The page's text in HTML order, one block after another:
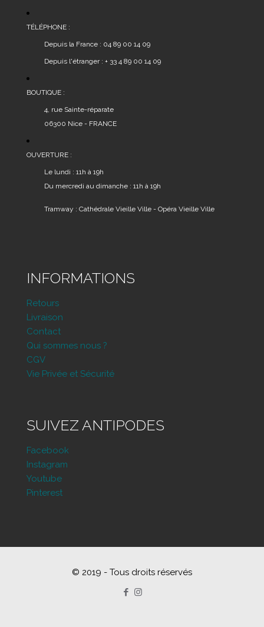
la
produit
TÉLÉPHONE :
Depuis la France : 04 89 00 14 09
Depuis l'étranger : + 33 4 89 00 14 09
BOUTIQUE :
4, rue Sainte-réparate
06300 Nice - FRANCE
OUVERTURE :
Le lundi : 11h à 19h
Du mercredi au dimanche : 11h à 19h
Tramway : Cathédrale Vieille Ville - Opéra Vieille Ville
INFORMATIONS
Retours
Livraison
Contact
Qui sommes nous ?
CGV
Vie Privée et Sécurité
SUIVEZ ANTIPODES
Facebook
Instagram
Youtube
Pinterest
© 2019 - Tous droits réservés